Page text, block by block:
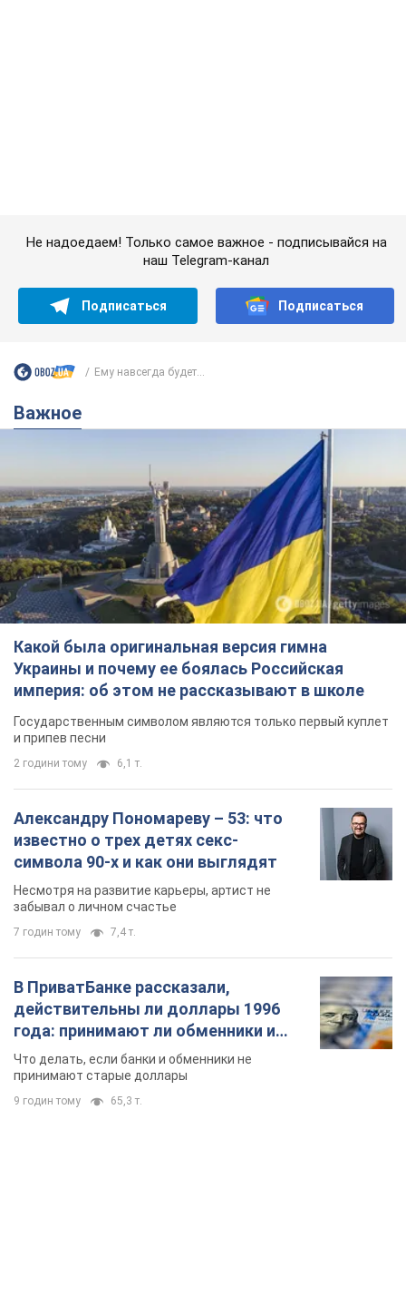
Украины и почему ее боялась Российская
империя: об этом не рассказывают в школе
Государственным символом являются только первый куплет
и припев песни
2 години тому 6,1 т.
Александру Пономареву – 53: что
известно о трех детях секс-
символа 90-х и как они выглядят
Несмотря на развитие карьеры, артист не
забывал о личном счастье
7 годин тому 7,4 т.
В ПриватБанке рассказали,
действительны ли доллары 1996
принимают старые доллары
9 годин тому 65,3 т.